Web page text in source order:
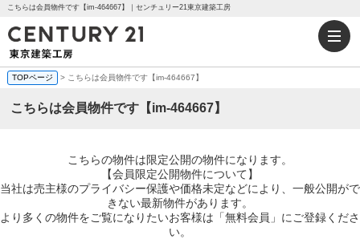
こちらは会員物件です【im-464667】｜センチュリー21東京建築工房
TOPページ > こちらは会員物件です【im-464667】
こちらは会員物件です【im-464667】
こちらの物件は限定公開の物件になります。
【会員限定公開物件について】
当社は売主様のプライバシー保護や価格未定などにより、一般公開がで
きない最新物件があります。
より多くの物件をご覧になりたいお客様は「無料会員」にご登録くださ
い。